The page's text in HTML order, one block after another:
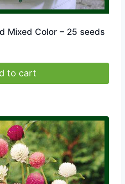
Mixed Color – 25 seeds
to cart